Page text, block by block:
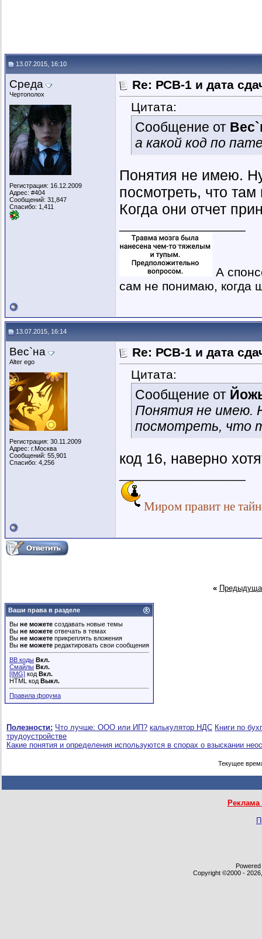
13.07.2015, 16:10
Среда
Чертополох
Регистрация: 16.12.2009
Адрес: #404
Сообщений: 31,847
Спасибо: 1,411
Re: РСВ-1 и дата
Цитата:
Сообщение от
а какой код по
Понятия не имею.
посмотреть, что там
Когда они отчет
А
сам не понимаю, когда
13.07.2015, 16:14
Вес`на
Alter ego
Регистрация: 30.11.2009
Адрес: г.Москва
Сообщений: 55,901
Спасибо: 4,256
Re: РСВ-1 и дата
Цитата:
Сообщение от
Понятия не имею.
посмотреть, что
код 16, наверно
Миром правит не
«
Ваши права в разделе
Вы не можете создавать новые темы
Вы не можете отвечать в темах
Вы не можете прикреплять вложения
Вы не можете редактировать свои сообщения
BB коды Вкл.
Смайлы Вкл.
[IMG] код Вкл.
HTML код Выкл.
Правила форума
Полезности: Что лучше: ООО или ИП? калькулятор НДС Книги по
трудоустройстве
Какие понятия и определения используются в спорах о взыскании
Текущее
Copyright ©2000 -